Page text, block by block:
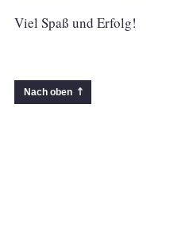
Viel Spaß und Erfolg!
Nach oben